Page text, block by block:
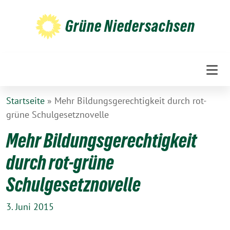
Grüne Niedersachsen
Startseite » Mehr Bildungsgerechtigkeit durch rot-
grüne Schulgesetznovelle
Mehr Bildungsgerechtigkeit
durch rot-grüne
Schulgesetznovelle
3. Juni 2015